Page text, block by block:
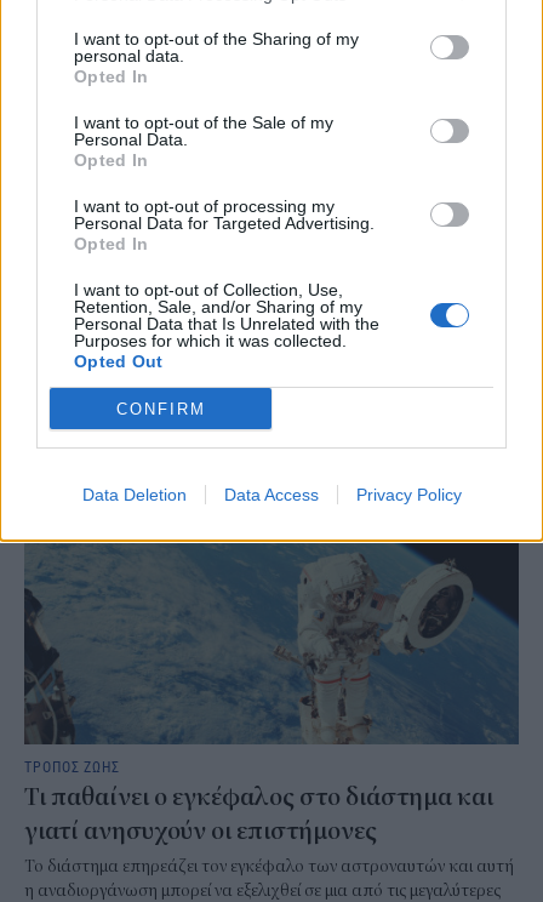
I want to opt-out of the Sharing of my
personal data.
Opted In
I want to opt-out of the Sale of my
Personal Data.
Opted In
I want to opt-out of processing my
Personal Data for Targeted Advertising.
Opted In
I want to opt-out of Collection, Use,
Retention, Sale, and/or Sharing of my
Personal Data that Is Unrelated with the
Purposes for which it was collected.
Opted Out
CONFIRM
Data Deletion Data Access Privacy Policy
Πλοίο με καθυστέρηση τον
Δεκαπενταύγουστο: Πότε παίρνεις πίσω
χρήματα
Σε καθυστέρηση αναχώρησης άνω των 90 λεπτών υπάρχουν
συγκεκριμένα δικαιώματα για τους επιβάτες, ενώ ανάλογα με τη
διάρκεια της καθυστέρησης προβλέπεται αποζημίωση που μπορεί
να φτάσει ακόμη και το 25% ή το 50% της τιμής του εισιτηρίου.
ΤΡΟΠΟΣ ΖΩΗΣ
Τι παθαίνει ο εγκέφαλος στο διάστημα και
γιατί ανησυχούν οι επιστήμονες
Το διάστημα επηρεάζει τον εγκέφαλο των αστροναυτών και αυτή
η αναδιοργάνωση μπορεί να εξελιχθεί σε μια από τις μεγαλύτερες